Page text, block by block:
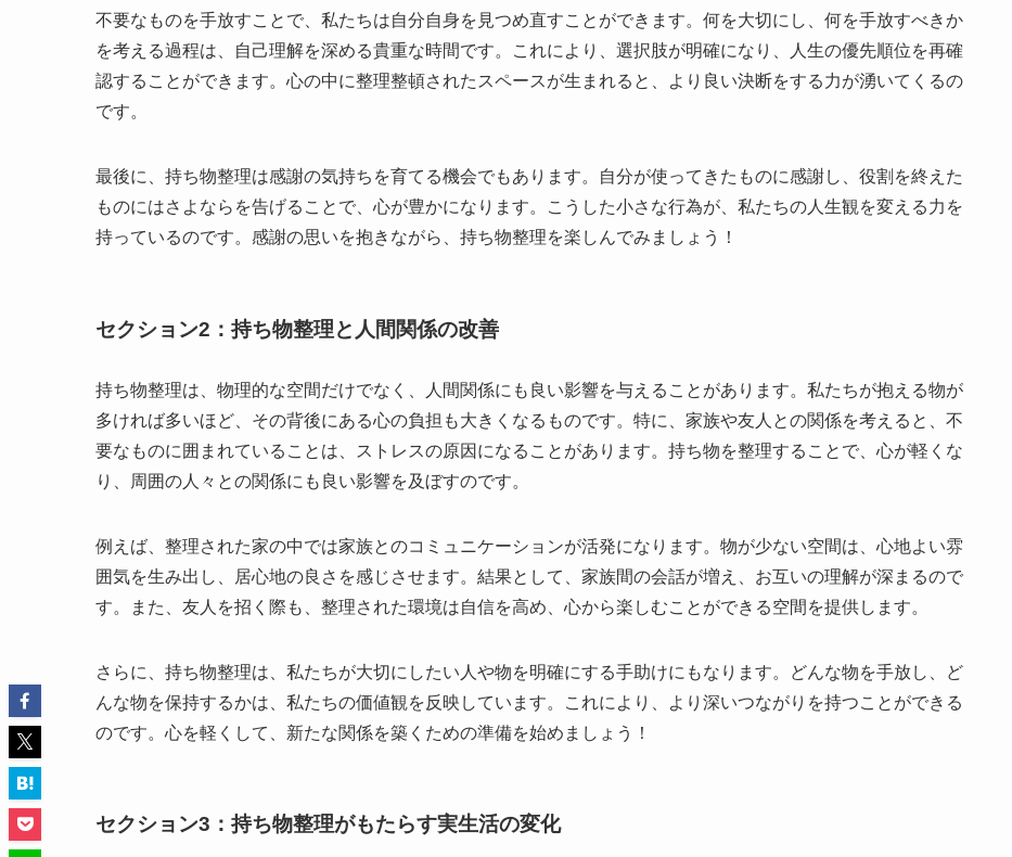
不要なものを手放すことで、私たちは自分自身を見つめ直すことができます。何を大切にし、何を手放すべきか
を考える過程は、自己理解を深める貴重な時間です。これにより、選択肢が明確になり、人生の優先順位を再確
認することができます。心の中に整理整頓されたスペースが生まれると、より良い決断をする力が湧いてくるの
です。
最後に、持ち物整理は感謝の気持ちを育てる機会でもあります。自分が使ってきたものに感謝し、役割を終えた
ものにはさよならを告げることで、心が豊かになります。こうした小さな行為が、私たちの人生観を変える力を
持っているのです。感謝の思いを抱きながら、持ち物整理を楽しんでみましょう！
セクション2：持ち物整理と人間関係の改善
持ち物整理は、物理的な空間だけでなく、人間関係にも良い影響を与えることがあります。私たちが抱える物が
多ければ多いほど、その背後にある心の負担も大きくなるものです。特に、家族や友人との関係を考えると、不
要なものに囲まれていることは、ストレスの原因になることがあります。持ち物を整理することで、心が軽くな
り、周囲の人々との関係にも良い影響を及ぼすのです。
例えば、整理された家の中では家族とのコミュニケーションが活発になります。物が少ない空間は、心地よい雰
囲気を生み出し、居心地の良さを感じさせます。結果として、家族間の会話が増え、お互いの理解が深まるので
す。また、友人を招く際も、整理された環境は自信を高め、心から楽しむことができる空間を提供します。
さらに、持ち物整理は、私たちが大切にしたい人や物を明確にする手助けにもなります。どんな物を手放し、ど
んな物を保持するかは、私たちの価値観を反映しています。これにより、より深いつながりを持つことができる
のです。心を軽くして、新たな関係を築くための準備を始めましょう！
セクション3：持ち物整理がもたらす実生活の変化